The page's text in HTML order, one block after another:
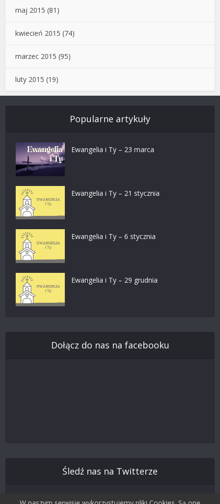
maj 2015 (81)
kwiecień 2015 (74)
marzec 2015 (95)
luty 2015 (19)
Popularne artykuły
Ewangelia i Ty – 23 marca
Ewangelia i Ty – 21 stycznia
Ewangelia i Ty – 6 stycznia
Ewangelia i Ty – 29 grudnia
Dołącz do nas na facebooku
Śledź nas na Twitterze